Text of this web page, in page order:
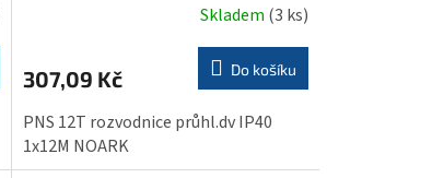
Skladem (3 ks)
307,09 Kč Do košíku
PNS 12T rozvodnice průhl.dv IP40
1x12M NOARK